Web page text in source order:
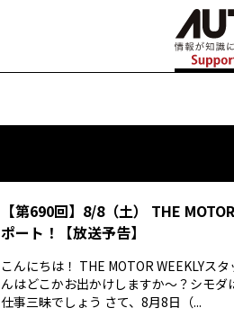
【第690回】8/8（土） THE
ポート！【放送予告】
こんにちは！ THE MOTOR WEEKLYス
んはどこかお出かけしますか〜？シモ
仕事三昧でしょう さて、8月8日（...